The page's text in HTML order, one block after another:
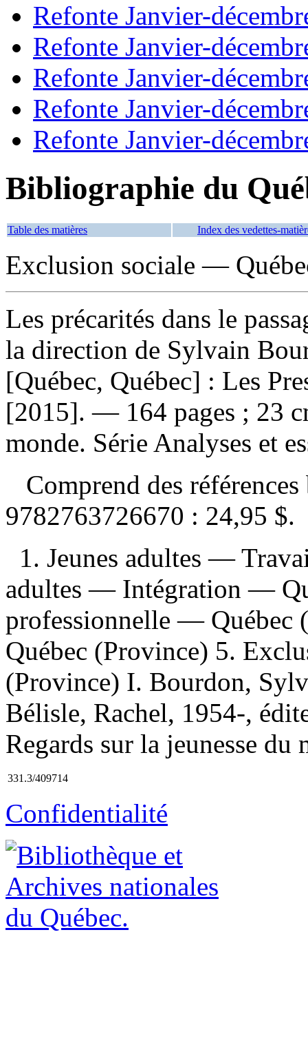
Refonte Janvier-
Refonte Janvier-
Refonte Janvier-
Refonte Janvier-
Refonte Janvier-
Bibliographie du
Table des matières Index des vedettes-
Exclusion sociale —
Les précarités dans le
la direction de Sylvain
[Québec, Québec] : Les
[2015]. — 164 pages ; 23
monde. Série Analyses et
Comprend des
9782763726670 : 24,95 $.
1. Jeunes adultes —
adultes — Intégration —
professionnelle — Québec
Québec (Province) 5.
(Province) I. Bourdon,
Bélisle, Rachel, 1954-,
Regards sur la jeunesse du
331.3/409714
Confidentialité